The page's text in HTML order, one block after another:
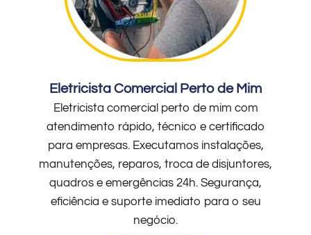
Eletricista Comercial Perto de Mim
Eletricista comercial perto de mim com
atendimento rápido, técnico e certificado
para empresas. Executamos instalações,
manutenções, reparos, troca de disjuntores,
quadros e emergências 24h. Segurança,
eficiência e suporte imediato para o seu
negócio.